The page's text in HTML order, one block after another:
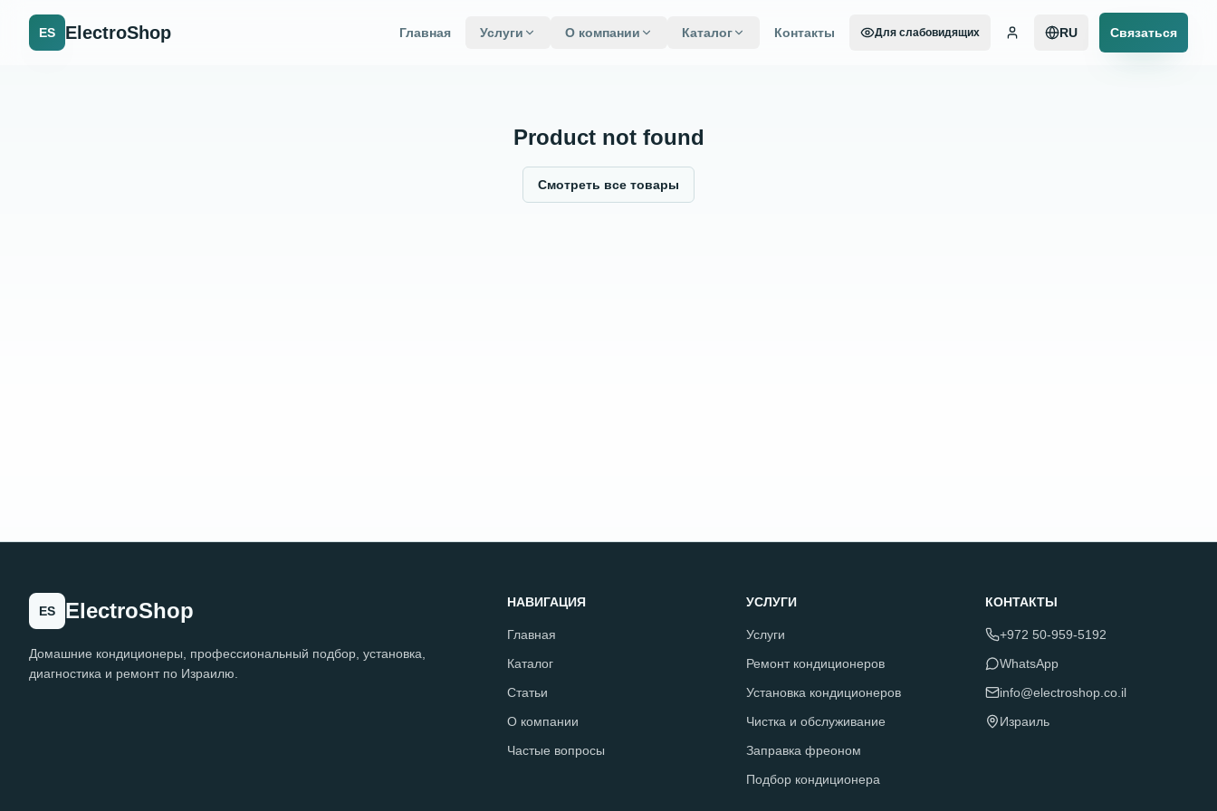
ES ElectroShop Главная Услуги О компании Каталог Контакты Для слабовидящих RU Связаться
Product not found
Смотреть все товары
ES ElectroShop
Домашние кондиционеры, профессиональный подбор, установка,
диагностика и ремонт по Израилю.
НАВИГАЦИЯ
Главная
Каталог
Статьи
О компании
Частые вопросы
УСЛУГИ
Услуги
Ремонт кондиционеров
Установка кондиционеров
Чистка и обслуживание
Заправка фреоном
Подбор кондиционера
КОНТАКТЫ
+972 50-959-5192
WhatsApp
info@electroshop.co.il
Израиль